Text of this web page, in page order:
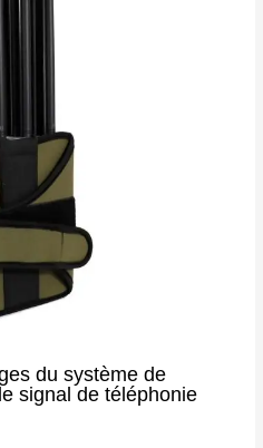
du système de
signal de téléphonie